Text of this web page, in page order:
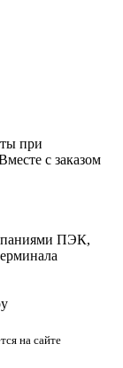
при
с заказом
ПЭК,
на сайте